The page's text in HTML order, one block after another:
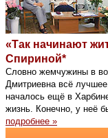
«Так начинают
Спириной*
Словно жемчужины в
Дмитриевна всё
началось ещё в
жизнь. Конечно, у неё
подробнее »